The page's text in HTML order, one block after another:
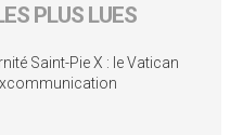
PLUS LUES
Saint-Pie X : le Vatican